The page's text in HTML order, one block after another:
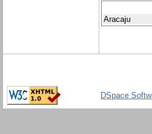
Aracaju
DSpace